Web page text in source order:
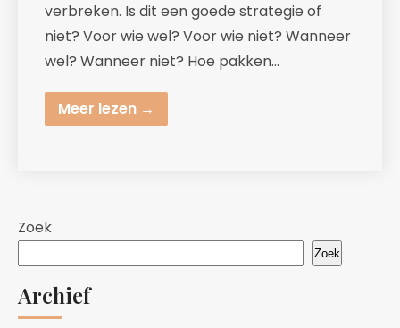
verbreken. Is dit een goede strategie of
niet? Voor wie wel? Voor wie niet? Wanneer
wel? Wanneer niet? Hoe pakken…
Meer lezen →
Zoek
Zoek
Archief